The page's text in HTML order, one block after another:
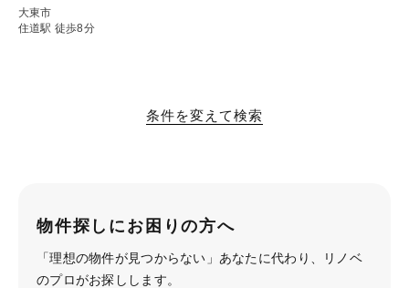
大東市
住道駅 徒歩8分
条件を変えて検索
物件探しにお困りの方へ
「理想の物件が見つからない」あなたに代わり、
リノベ
のプロがお探しします。